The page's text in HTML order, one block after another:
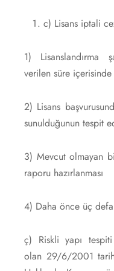
c) Lisans iptali
1) Lisanslandırma
verilen süre içerisinde
2) Lisans
sunulduğunun tespit
3) Mevcut olmayan
raporu hazırlanması
4) Daha önce üç defa
ç) Riskli yapı tespiti
olan 29/6/2001